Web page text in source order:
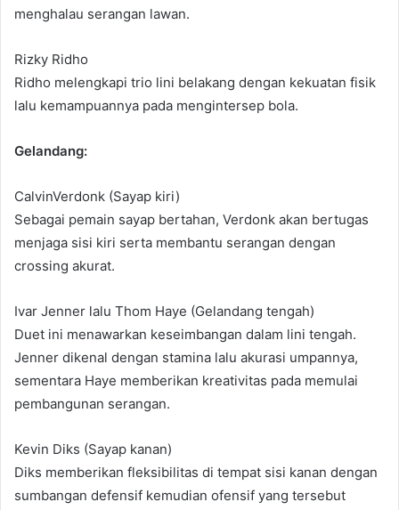
menghalau serangan lawan.
Rizky Ridho
Ridho melengkapi trio lini belakang dengan kekuatan fisik
lalu kemampuannya pada mengintersep bola.
Gelandang:
CalvinVerdonk (Sayap kiri)
Sebagai pemain sayap bertahan, Verdonk akan bertugas
menjaga sisi kiri serta membantu serangan dengan
crossing akurat.
Ivar Jenner lalu Thom Haye (Gelandang tengah)
Duet ini menawarkan keseimbangan dalam lini tengah.
Jenner dikenal dengan stamina lalu akurasi umpannya,
sementara Haye memberikan kreativitas pada memulai
pembangunan serangan.
Kevin Diks (Sayap kanan)
Diks memberikan fleksibilitas di tempat sisi kanan dengan
sumbangan defensif kemudian ofensif yang tersebut